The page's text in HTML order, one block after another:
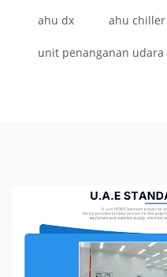
ahu dx ahu chiller
unit penanganan